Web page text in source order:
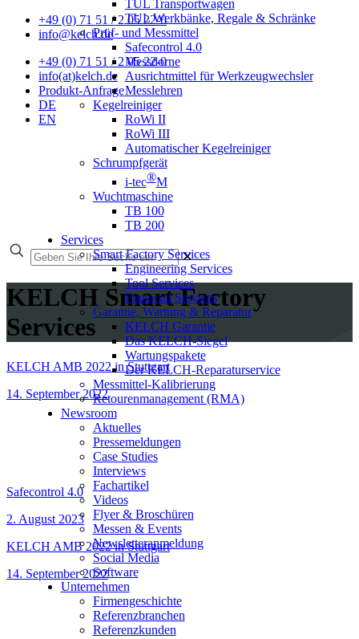
+49 (0) 71 51 / 2 05 22-0
info@kelch.de
+49 (0) 71 51 / 2 05 22-0
info(at)kelch.de
Produkt-Anfrage
DE
EN
TUL Transportwagen
TUL Werkbänke, Regale & Schränke
Prüf- und Messmittel
Safecontrol 4.0
Messdorne
Ausrichtmittel für Werkzeugwechsler
Messlehren
Kegelreiniger
RoWi II
RoWi III
Automatischer Kegelreiniger
Schrumpfgerät
i-tec®M
Wuchtmaschine
TB 100
TB 200
Services
Smart Factory Services
Engineering Services
Tool Services
Financial Services
Garantie, Wartung & Reparatur
KELCH Garantie
Das KELCH-Siegel
Wartungspakete
Der KELCH-Reparaturservice
Messmittel-Kalibrierung
Retourenmanagement (RMA)
Newsroom
Aktuelles
Pressemeldungen
Case Studies
Interviews
Fachartikel
Videos
Flyer & Broschüren
Messen & Events
Newsletteranmeldung
Social Media
Software
Unternehmen
Firmengeschichte
Referenzbranchen
Referenzkunden
✕
KELCH Smart Factory
Services
KELCH AMB 2022 in Stuttgart
14. September 2022
Safecontrol 4.0
2. August 2023
KELCH AMB 2022 in Stuttgart
14. September 2022